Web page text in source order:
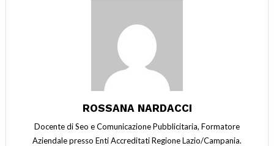
ROSSANA NARDACCI
Docente di Seo e Comunicazione Pubblicitaria, Formatore
Aziendale presso Enti Accreditati Regione Lazio/Campania.